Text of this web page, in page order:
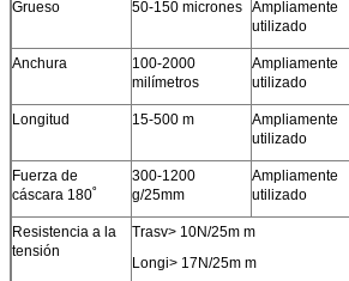
Grueso 50-150 micrones Ampliamente
utilizado
Anchura
100-2000
milímetros
Ampliamente
utilizado
Longitud 15-500 m
Ampliamente
utilizado
Fuerza de
cáscara 180˚
300-1200
g/25mm
Ampliamente
utilizado
Resistencia a la
tensión
Trasv> 10N/25m m
Longi> 17N/25m m